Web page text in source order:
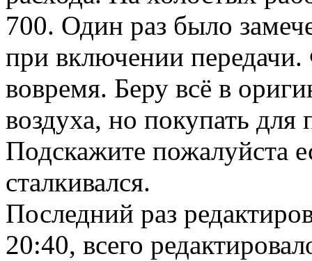
700. Один раз было
при включении
вовремя. Беру всё в
воздуха, но покупать
Подскажите пожалуйста
сталкивался.
Последний раз
20:40, всего